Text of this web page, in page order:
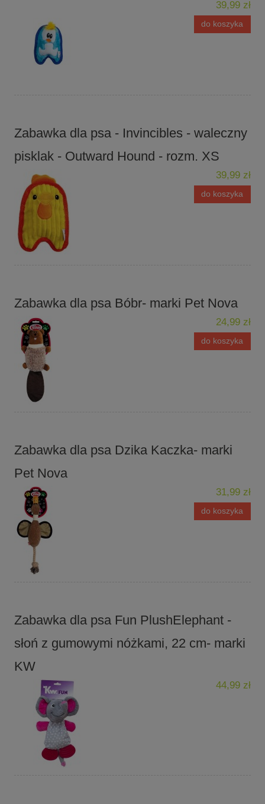
39,99 zł
do koszyka
Zabawka dla psa - Invincibles - waleczny
pisklak - Outward Hound - rozm. XS
39,99 zł
do koszyka
Zabawka dla psa Bóbr- marki Pet Nova
24,99 zł
do koszyka
Zabawka dla psa Dzika Kaczka- marki
Pet Nova
31,99 zł
do koszyka
Zabawka dla psa Fun PlushElephant -
słoń z gumowymi nóżkami, 22 cm- marki
KW
44,99 zł